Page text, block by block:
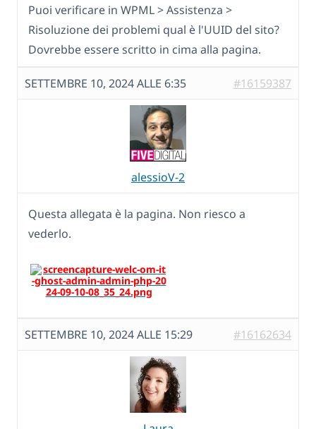
Puoi verificare in WPML > Assistenza >
Risoluzione dei problemi qual è l'UUID del sito?
Dovrebbe essere scritto in cima alla pagina.
SETTEMBRE 10, 2024 ALLE 6:35 #16159387
alessioV-2
Questa allegata è la pagina. Non riesco a
vederlo.
SETTEMBRE 10, 2024 ALLE 15:29 #16162634